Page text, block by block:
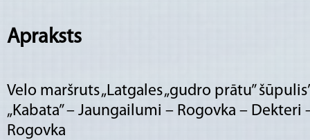
Apraksts
Velo maršruts „Latgales „gudro prātu”
„Kabata” – Jaungailumi – Rogovka –
Rogovka